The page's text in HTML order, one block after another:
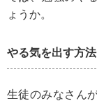
ょうか。
やる気を出す方法
生徒のみなさん